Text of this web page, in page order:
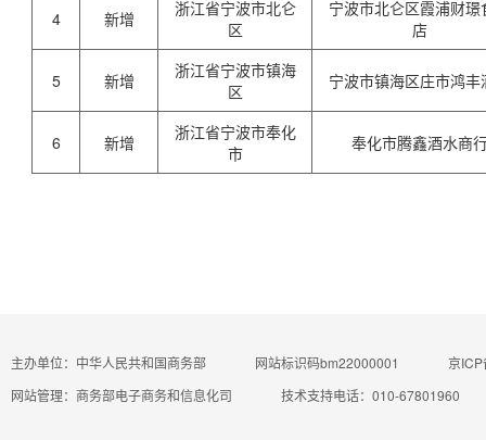
4 新增
浙江省宁波市北仑
区
宁波市北仑区霞浦财璟
店
5 新增
浙江省宁波市镇海
区
宁波市镇海区庄市鸿丰
6 新增
浙江省宁波市奉化
市
奉化市腾鑫酒水商
主办单位：中华人民共和国商务部 网站标识码bm22000001
京
网站管理：商务部电子商务和信息化司
技术支持电话：010-67801960